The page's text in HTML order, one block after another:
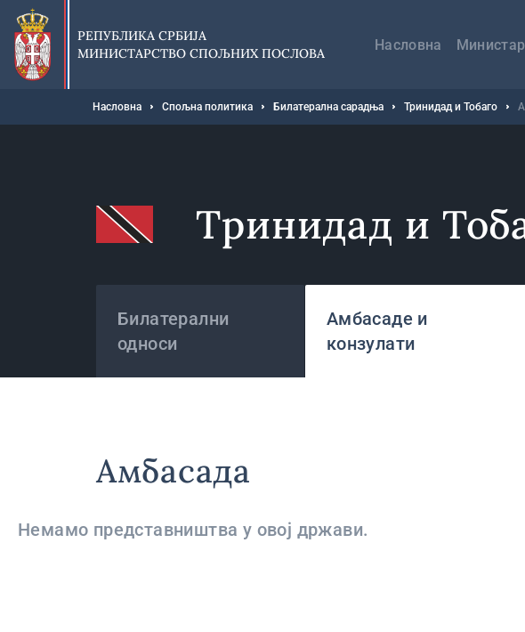
Прескочи
главни
део
садржаја
РЕПУБЛИКА СРБИЈА
МИНИСТАРСТВО СПОЉНИХ ПОСЛОВА
навигација
Насловна
Мрвице
Насловна Спољна политика Билатерална сарадња Тринидад и Тобаго
Тринидад и
Билатерални
односи
Амбасаде и
конзулати
Амбасада
Немамо представништва у овој држави.